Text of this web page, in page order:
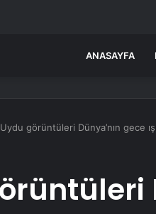
ANASAYFA
Uydu görüntüleri Dünya’nın gece